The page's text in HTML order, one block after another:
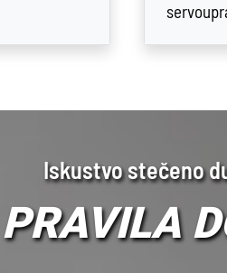
Iskustvo stečeno
PRAVILA